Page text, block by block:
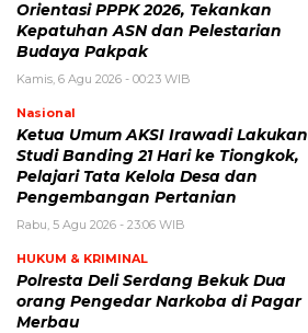
Orientasi PPPK 2026, Tekankan
Kepatuhan ASN dan Pelestarian
Budaya Pakpak
Kamis, 6 Agu 2026 - 00:23 WIB
Nasional
Ketua Umum AKSI Irawadi Lakukan
Studi Banding 21 Hari ke Tiongkok,
Pelajari Tata Kelola Desa dan
Pengembangan Pertanian
Rabu, 5 Agu 2026 - 23:06 WIB
HUKUM & KRIMINAL
Polresta Deli Serdang Bekuk Dua
orang Pengedar Narkoba di Pagar
Merbau